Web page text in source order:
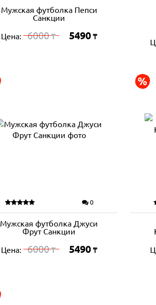
Мужская футболка Пепси
Санкции
Цена: 6000₸ 5490 ₸
0
Мужская футболка Джуси
Фрут Санкции
Цена: 6000₸ 5490 ₸